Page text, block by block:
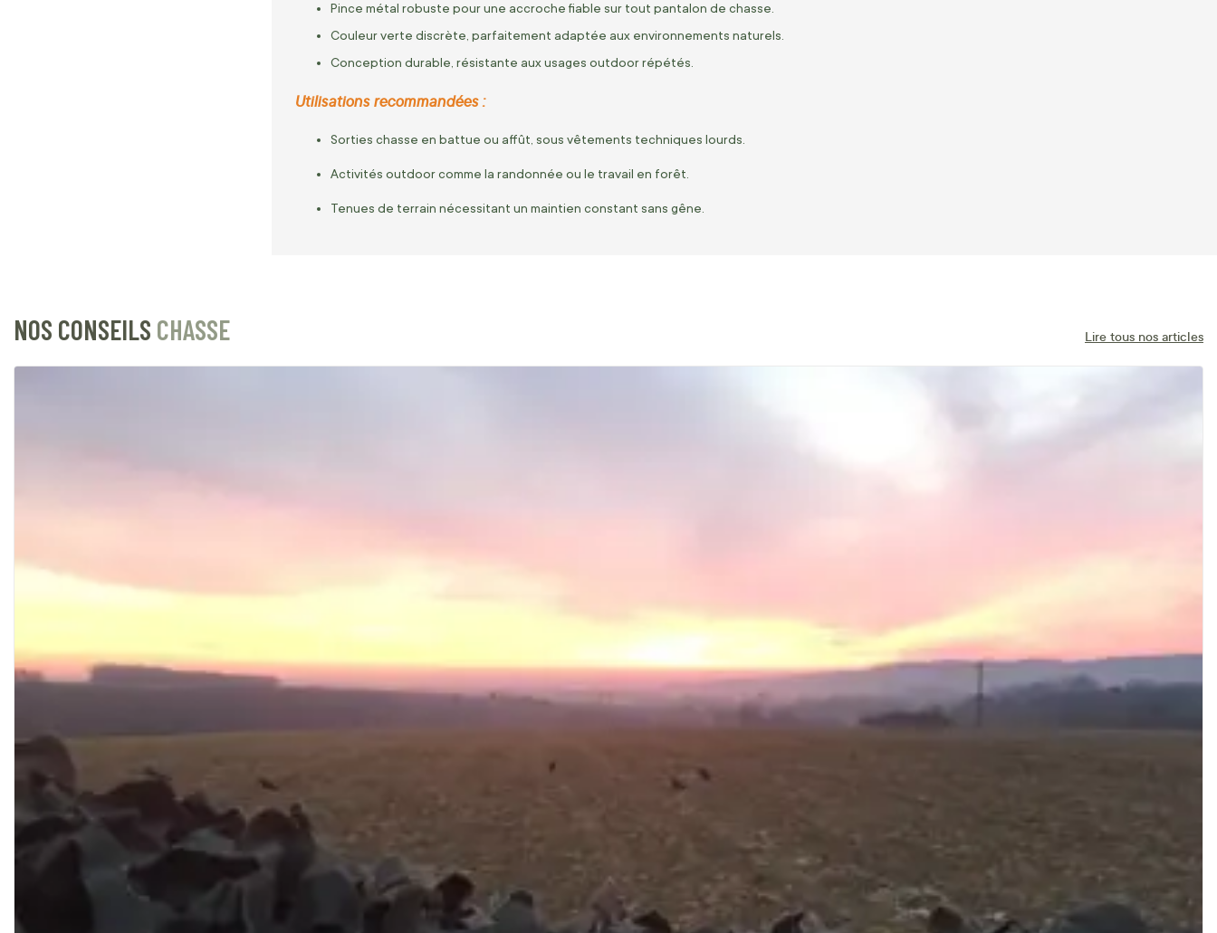
Pince métal robuste pour une accroche fiable sur tout pantalon de chasse.
Couleur verte discrète, parfaitement adaptée aux environnements naturels.
Conception durable, résistante aux usages outdoor répétés.
Utilisations recommandées :
Sorties chasse en battue ou affût, sous vêtements techniques lourds.
Activités outdoor comme la randonnée ou le travail en forêt.
Tenues de terrain nécessitant un maintien constant sans gêne.
NOS CONSEILS CHASSE Lire tous nos articles